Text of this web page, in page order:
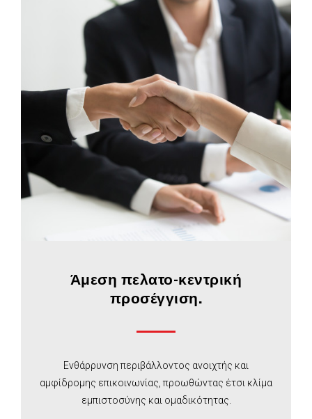
Άμεση πελατο-κεντρική
προσέγγιση.
Ενθάρρυνση περιβάλλοντος ανοιχτής και
αμφίδρομης επικοινωνίας, προωθώντας έτσι κλίμα
εμπιστοσύνης και ομαδικότητας.